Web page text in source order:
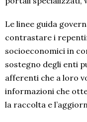
Le linee guida
contrastare i
socioeconomici in
sostegno degli enti
afferenti che a loro
informazioni che
la raccolta e